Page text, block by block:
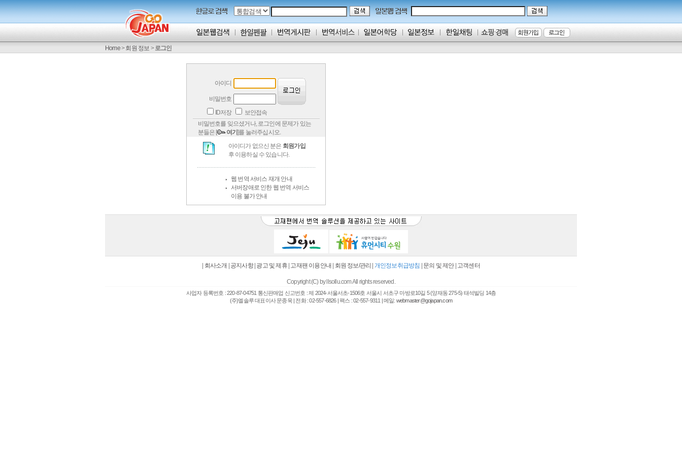
Home>회원 정보 >로그인
아이디
비밀번호
ID저장
보안접속
비밀번호를 잊으셨거나, 로그인에 문제가 있는
분들은 [
여기]를 눌러주십시오.
아이디가 없으신 분은 회원가입
후 이용하실 수 있습니다.
웹 번역 서비스 재개 안내
서버장애로 인한 웹 번역 서비스
이용 불가 안내
회사소개 공지사항| 광고 및 제휴| 고재팬 이용안내 회원 정보/관리 개인정보취급방침 문의 및 제안| 고객센터
Copyright (C) by llsollu.com All rights reserved.
사업자 등록번호 : 220-87-04751 통신판매업 신고번호 : 제 2024-서울서초-1506호 서울시 서초구 마방로10길 5 (양재동 275-5) 태석빌딩 14층
(주)엘솔루 대표이사 문종욱 | 전화 : 02-557-6826 | 팩스 : 02-557-9311 | 메일: webmaster@gojapan.com